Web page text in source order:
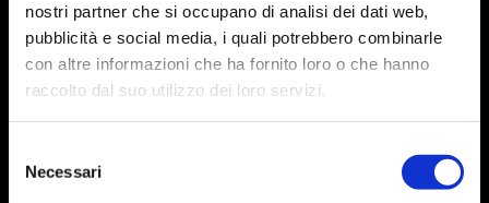
nostri partner che si occupano di analisi dei dati web,
pubblicità e social media, i quali potrebbero combinarle
con altre informazioni che ha fornito loro o che hanno
raccolto dal suo utilizzo dei loro servizi.
delNecessari